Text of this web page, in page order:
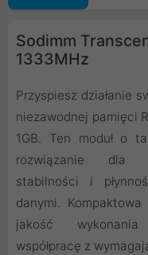
Sodimm
1333MHz
Przyspiesz działanie
niezawodnej pamięci
1GB. Ten moduł o
rozwiązanie dla
stabilności i
danymi.
jakość wykonania
współpracę z